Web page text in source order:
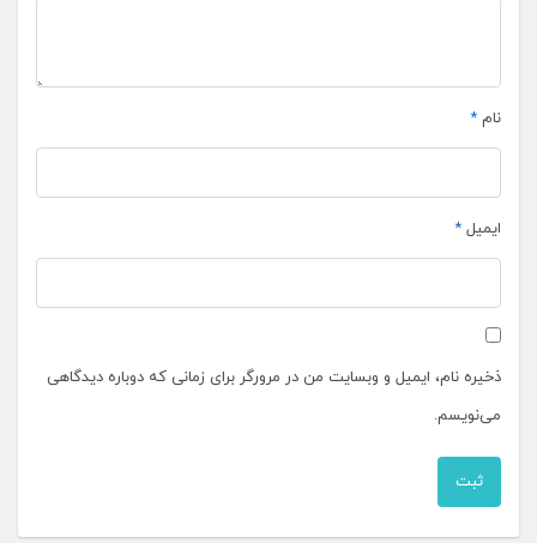
نام *
ایمیل *
ذخیره نام، ایمیل و وبسایت من در مرورگر برای زمانی که دوباره دیدگاهی
می‌نویسم.